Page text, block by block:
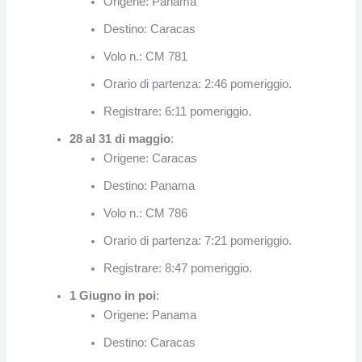
Destino: Caracas
Volo n.: CM 781
Orario di partenza: 2:46 pomeriggio.
Registrare: 6:11 pomeriggio.
28 al 31 di maggio:
Origene: Caracas
Destino: Panama
Volo n.: CM 786
Orario di partenza: 7:21 pomeriggio.
Registrare: 8:47 pomeriggio.
1 Giugno in poi:
Origene: Panama
Destino: Caracas